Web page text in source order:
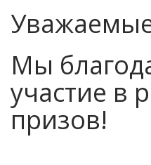
Мы
участие в
призов!